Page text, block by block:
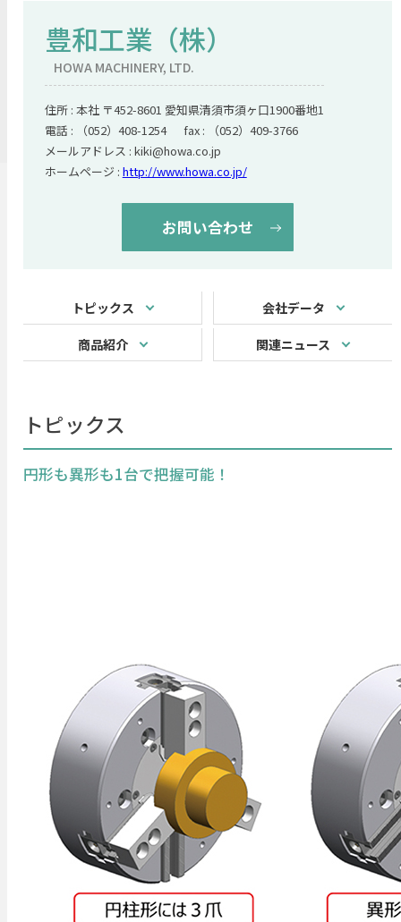
豊和工業（株）
HOWA MACHINERY, LTD.
住所 : 本社 〒452-8601 愛知県清須市須ヶ口1900番地1
電話 : （052）408-1254 fax : （052）409-3766
メールアドレス : kiki@howa.co.jp
ホームページ : http://www.howa.co.jp/
お問い合わせ
トピックス 会社データ
商品紹介 関連ニュース
トピックス
円形も異形も1台で把握可能！